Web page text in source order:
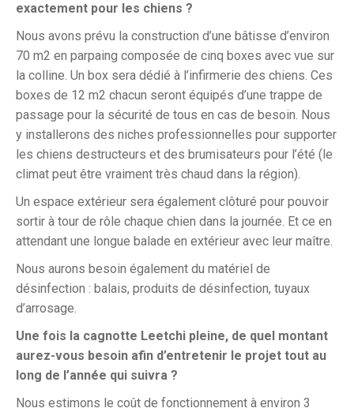
exactement pour les chiens ?
Nous avons prévu la construction d’une bâtisse d’environ
70 m2 en parpaing composée de cinq boxes avec vue sur
la colline. Un box sera dédié à l’infirmerie des chiens. Ces
boxes de 12 m2 chacun seront équipés d’une trappe de
passage pour la sécurité de tous en cas de besoin. Nous
y installerons des niches professionnelles pour supporter
les chiens destructeurs et des brumisateurs pour l’été (le
climat peut être vraiment très chaud dans la région).
Un espace extérieur sera également clôturé pour pouvoir
sortir à tour de rôle chaque chien dans la journée. Et ce en
attendant une longue balade en extérieur avec leur maître.
Nous aurons besoin également du matériel de
désinfection : balais, produits de désinfection, tuyaux
d’arrosage.
Une fois la cagnotte Leetchi pleine, de quel montant
aurez-vous besoin afin d’entretenir le projet tout au
long de l’année qui suivra ?
Nous estimons le coût de fonctionnement à environ 3